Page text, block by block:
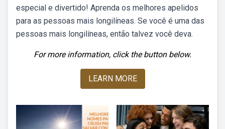
especial e divertido! Aprenda os melhores apelidos
para as pessoas mais longilíneas. Se você é uma das
pessoas mais longilíneas, então talvez você deva.
For more information, click the button below.
LEARN MORE